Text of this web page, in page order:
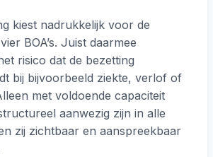
kiest nadrukkelijk voor de
BOA’s. Juist daarmee
risico dat de bezetting
bij bijvoorbeeld ziekte, verlof of
met voldoende capaciteit
aanwezig zijn in alle
zij zichtbaar en aanspreekbaar